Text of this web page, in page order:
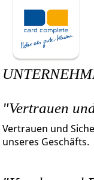
Stellenangebote
Wie bewerbe
"Vertrauen
Vertrauen und
unseres Geschäfts.